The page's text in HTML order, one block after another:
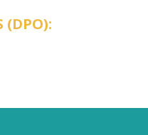
(DPO):